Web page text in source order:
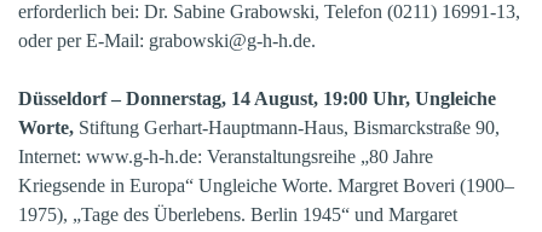
erforderlich bei: Dr. Sabine Grabowski, Telefon (0211) 16991-13,
oder per E-Mail: grabowski@g-h-h.de.
Düsseldorf – Donnerstag, 14 August, 19:00 Uhr, Ungleiche
Worte, Stiftung Gerhart-Hauptmann-Haus, Bismarckstraße 90,
Internet: www.g-h-h.de: Veranstaltungsreihe „80 Jahre
Kriegsende in Europa“ Ungleiche Worte. Margret Boveri (1900–
1975), „Tage des Überlebens. Berlin 1945“ und Margaret